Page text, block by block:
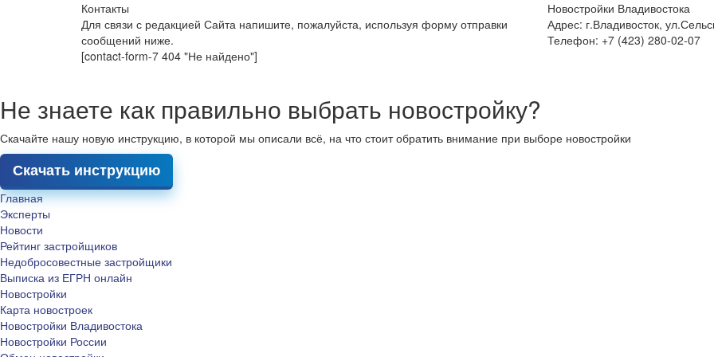
Контакты
Для связи с редакцией Сайта напишите, пожалуйста, используя форму отправки
сообщений ниже.
[contact-form-7 404 "Не найдено"]
Новостройки Владивостока
Адрес: г.Владивосток,
Телефон: +7 (423) 280-02-07
Не знаете как правильно выбрать новостройку?
Скачайте нашу новую инструкцию, в которой мы описали всё, на что стоит обратить внимание при выборе новостройки
Скачать инструкцию
Главная
Эксперты
Новости
Рейтинг застройщиков
Недобросовестные застройщики
Выписка из ЕГРН онлайн
Новостройки
Карта новостроек
Новостройки Владивостока
Новостройки России